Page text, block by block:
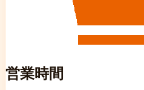
営業時間